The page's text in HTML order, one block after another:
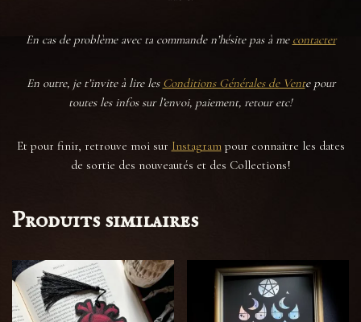
En cas de problème avec ta commande n’hésite pas à me contacter
En outre, je t’invite à lire les Conditions Générales de Vente pour
toutes les infos sur l’envoi, paiement, retour etc!
Et pour finir, retrouve moi sur Instagrampour connaitre les dates
de sortie des nouveautés et des Collections!
Produits similaires